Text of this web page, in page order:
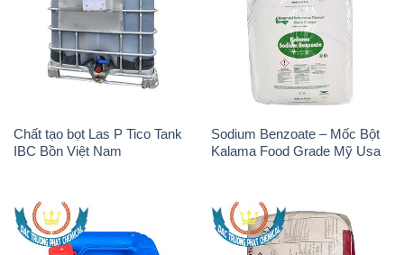
Chất tạo bọt Las P Tico Tank
IBC Bồn Việt Nam
Sodium Benzoate – Mốc Bột
Kalama Food Grade Mỹ Usa